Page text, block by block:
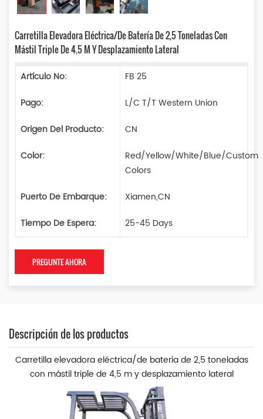
Carretilla Elevadora Eléctrica/de Batería De 2,5 Toneladas Con
Mástil Triple De 4,5 M Y Desplazamiento Lateral
Artículo No:
FB 25
Pago:
L/C T/T Western Union
Origen Del Producto:
CN
Color:
Red/Yellow/White/Blue/Custom
Colors
Puerto De Embarque:
Xiamen,CN
Tiempo De Espera:
25-45 Days
PREGUNTE AHORA
Descripción de los productos
Carretilla elevadora eléctrica/de batería de 2,5 toneladas
con mástil triple de 4,5 m y desplazamiento lateral